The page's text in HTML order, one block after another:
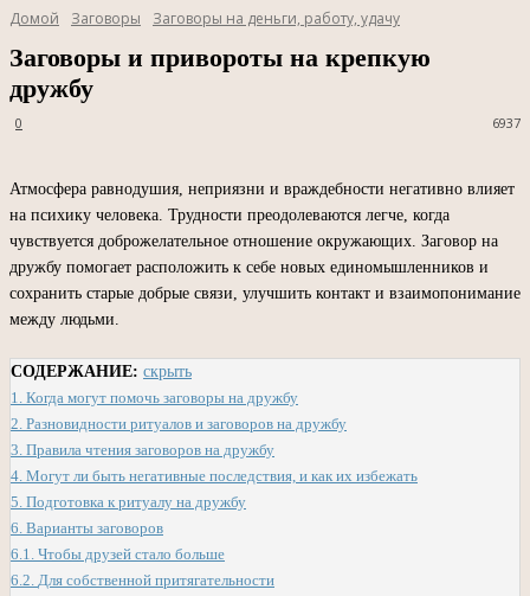
Домой Заговоры Заговоры на деньги, работу, удачу
Заговоры и привороты на крепкую
дружбу
6937
0
Атмосфера равнодушия, неприязни и враждебности негативно влияет
на психику человека. Трудности преодолеваются легче, когда
чувствуется доброжелательное отношение окружающих. Заговор на
дружбу помогает расположить к себе новых единомышленников и
сохранить старые добрые связи, улучшить контакт и взаимопонимание
между людьми.
СОДЕРЖАНИЕ: скрыть
1. Когда могут помочь заговоры на дружбу
2. Разновидности ритуалов и заговоров на дружбу
3. Правила чтения заговоров на дружбу
4. Могут ли быть негативные последствия, и как их избежать
5. Подготовка к ритуалу на дружбу
6. Варианты заговоров
6.1. Чтобы друзей стало больше
6.2. Для собственной притягательности